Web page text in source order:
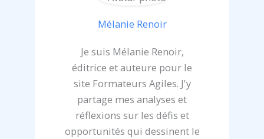
Mélanie Renoir
Je suis Mélanie Renoir,
éditrice et auteure pour le
site Formateurs Agiles. J'y
partage mes analyses et
réflexions sur les défis et
opportunités qui dessinent le